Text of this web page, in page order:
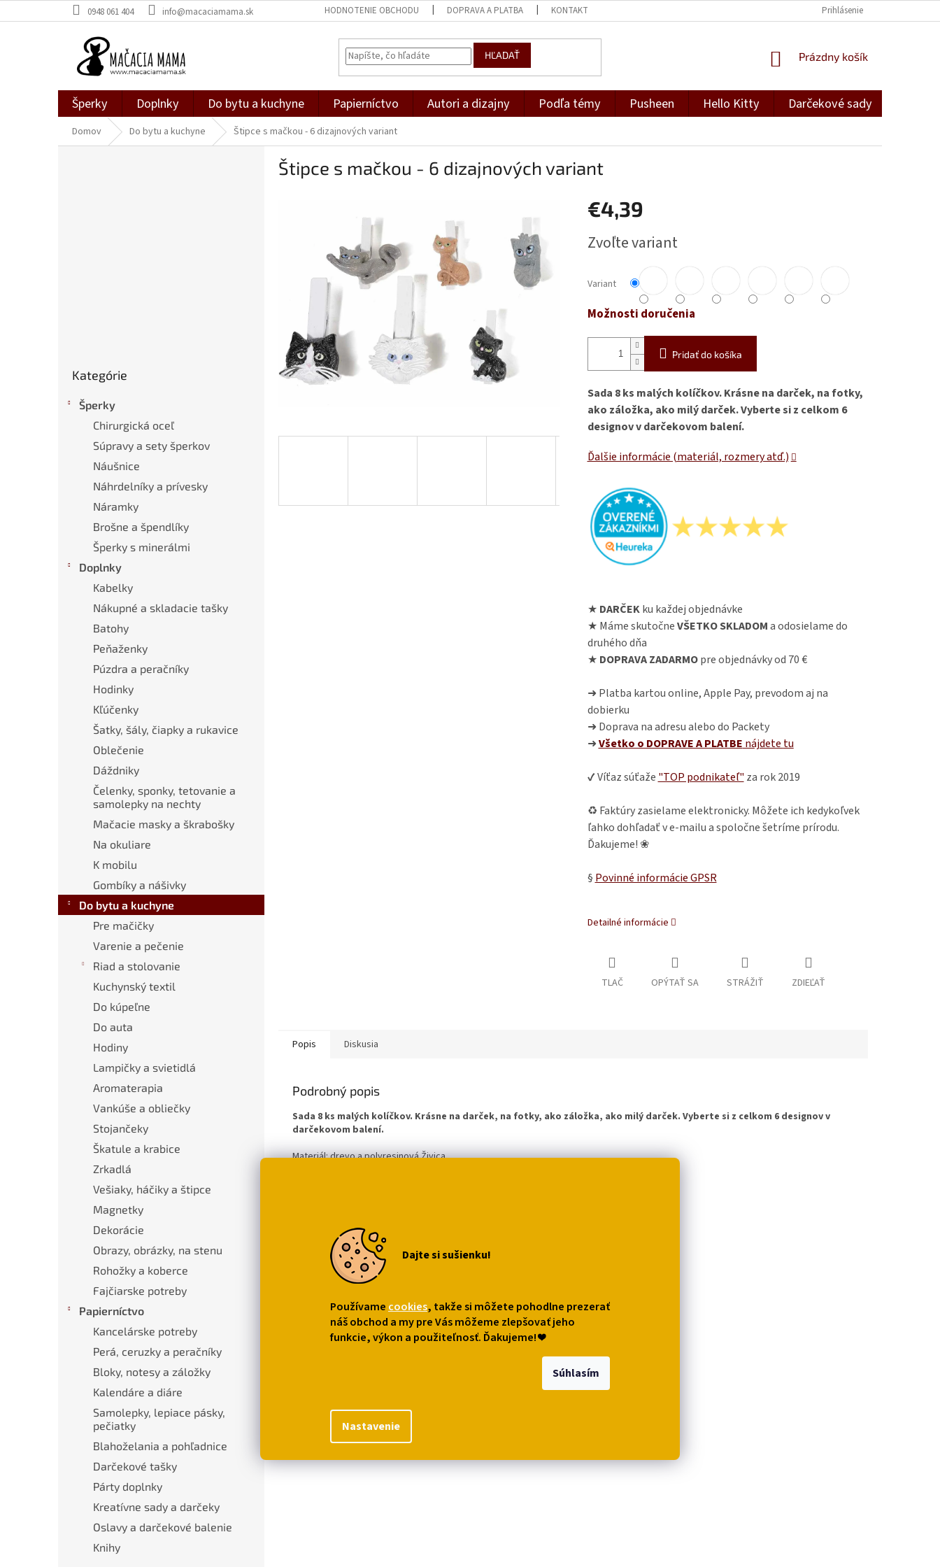
Dajte si sušienku!
Používame cookies, takže si môžete pohodlne prezerať
náš obchod a my pre Vás môžeme zlepšovať jeho
funkcie, výkon a použiteľnosť. Ďakujeme!❤
Nastavenie
Súhlasím
na
0948 061 404 info@macaciamama.sk HODNOTENIE OBCHODU DOPRAVA A PLATBA KONTAKT Prihlásenie
HĽADAŤ
NÁKUPNÝ
Prázdny košík
Šperky Doplnky Do bytu a kuchyne Papierníctvo Autori a dizajny Podľa témy Pusheen Hello Kitty Darčekové sady
Domov Do bytu a kuchyne Štipce s mačkou - 6 dizajnových variant
kategórie
Kategórie
Šperky
Chirurgická oceľ
Súpravy a sety šperkov
Náušnice
Náhrdelníky a prívesky
Náramky
Brošne a špendlíky
Šperky s minerálmi
Doplnky
Kabelky
Nákupné a skladacie tašky
Batohy
Peňaženky
Púzdra a peračníky
Hodinky
Kľúčenky
Šatky, šály, čiapky a rukavice
Oblečenie
Dáždniky
Čelenky, sponky, tetovanie a
samolepky na nechty
Mačacie masky a škrabošky
Na okuliare
K mobilu
Gombíky a nášivky
Do bytu a kuchyne
Pre mačičky
Varenie a pečenie
Riad a stolovanie
Kuchynský textil
Do kúpeľne
Do auta
Hodiny
Lampičky a svietidlá
Aromaterapia
Vankúše a obliečky
Stojančeky
Škatule a krabice
Zrkadlá
Vešiaky, háčiky a štipce
Magnetky
Dekorácie
Obrazy, obrázky, na stenu
Rohožky a koberce
Fajčiarske potreby
Papierníctvo
Kancelárske potreby
Perá, ceruzky a peračníky
Bloky, notesy a záložky
Kalendáre a diáre
Samolepky, lepiace pásky,
pečiatky
Blahoželania a pohľadnice
Darčekové tašky
Párty doplnky
Kreatívne sady a darčeky
Oslavy a darčekové balenie
Knihy
Štipce s mačkou - 6 dizajnových variant
€4,39
cena:
Zvoľte variant
Variant
Možnosti doručenia
Pridať do košíka
Sada 8 ks malých kolíčkov. Krásne na darček, na fotky,
ako záložka, ako milý darček. Vyberte si z celkom 6
designov v darčekovom balení.
Ďalšie informácie (materiál, rozmery atď.)
★ DARČEKku každej objednávke
★ Máme skutočneVŠETKO SKLADOMa odosielame do
druhého dňa
★ DOPRAVA ZADARMOpre objednávky od 70 €
➜ Platba kartou online, Apple Pay, prevodom aj na
dobierku
➜ Doprava na adresu alebo do Packety
➜Všetko o DOPRAVE A PLATBE nájdete tu
✔ Víťaz súťaže "TOP podnikateľ" za rok 2019
♻ Faktúry zasielame elektronicky. Môžete ich kedykoľvek
ľahko dohľadať v e-mailu a spoločne šetríme prírodu.
Ďakujeme! ❀
§ Povinné informácie GPSR
Detailné informácie
TLAČ OPÝTAŤ SA STRÁŽIŤ ZDIEĽAŤ
Popis Diskusia
Podrobný popis
Sada 8 ks malých kolíčkov. Krásne na darček, na fotky, ako záložka, ako milý darček. Vyberte si z celkom 6 designov v
darčekovom balení.
Materiál: drevo a polyresinová Živica